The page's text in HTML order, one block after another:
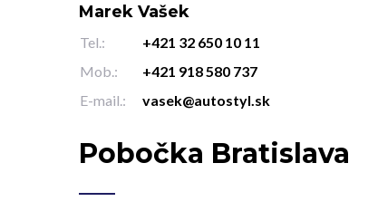
Marek Vašek
Tel.:
+421 32 650 10 11
Mob.:
+421 918 580 737
E-mail.:
vasek@autostyl.sk
Pobočka Bratislava